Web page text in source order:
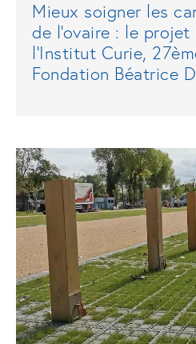
Mieux soigner les
de l'ovaire : le projet
l'Institut Curie,
Fondation Béatrice